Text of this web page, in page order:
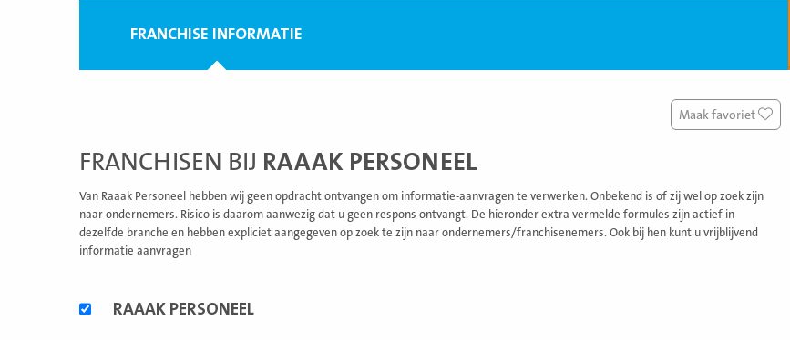
FRANCHISE INFORMATIE
Maak favoriet
FRANCHISEN BIJ RAAAK PERSONEEL
Van Raaak Personeel hebben wij geen opdracht ontvangen om informatie-aanvragen te verwerken. Onbekend is of zij wel op zoek zijn
naar ondernemers. Risico is daarom aanwezig dat u geen respons ontvangt. De hieronder extra vermelde formules zijn actief in
dezelfde branche en hebben expliciet aangegeven op zoek te zijn naar ondernemers/franchisenemers. Ook bij hen kunt u vrijblijvend
informatie aanvragen
formulesRAAAK PERSONEEL